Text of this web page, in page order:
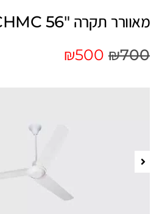
מאוורר תקרה CHMC 56″
₪700
₪500